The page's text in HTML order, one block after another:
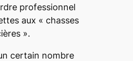
professionnel
aux « chasses
».
certain nombre